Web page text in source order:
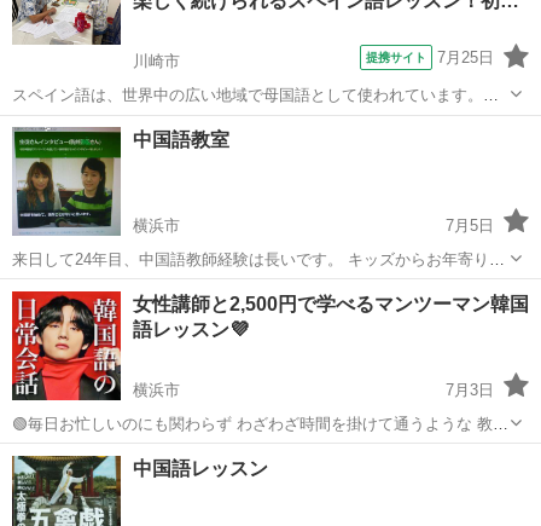
川崎市 提携サイト 7月25日
スペイン語は、世界中の広い地域で母国語として使われています。米
国では、ヒスパニック系の人口割合が増えていることもあり、必要性
が高い言語です。人気の観光地として、バルセロナ、グラナダ、トレ
ド、などなど観光名所満載のスペインのほ...
神奈川 川崎市 スペイン語
中国語教室
横浜市
7月5日
来日して24年目、中国語教師経験は長いです。 キッズからお年寄り、
発音からビジネスまで、幅広い年齢層、目的に応じてレッスン対応が
可能です。 毎週月曜日～土曜日 10：00～10：40 11：00～11：40 ...
神奈川 横浜市 中国語
女性講師と2,500円で学べるマンツーマン韓国
語レッスン💜
横浜市
7月3日
🟢毎日お忙しいのにも関わらず わざわざ時間を掛けて通うような 教室
でのグルーブレッスンでは無く 🟢LINE、ズーム、Skypeなどの 便利な
無料ツールを活用し パソコンがなくても スマホからのテレビ電話で
ご自宅で ...
神奈川 横浜市 韓国語
中国語レッスン